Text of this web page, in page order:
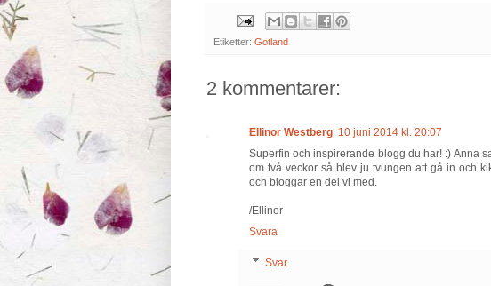
Etiketter: Gotland
2 kommentarer:
Ellinor Westberg 10 juni 2014 kl. 20:07
Superfin och inspirerande blogg du har! :) Anna
om två veckor så blev ju tvungen att gå in och
och bloggar en del vi med.
/Ellinor
Svara
Svar